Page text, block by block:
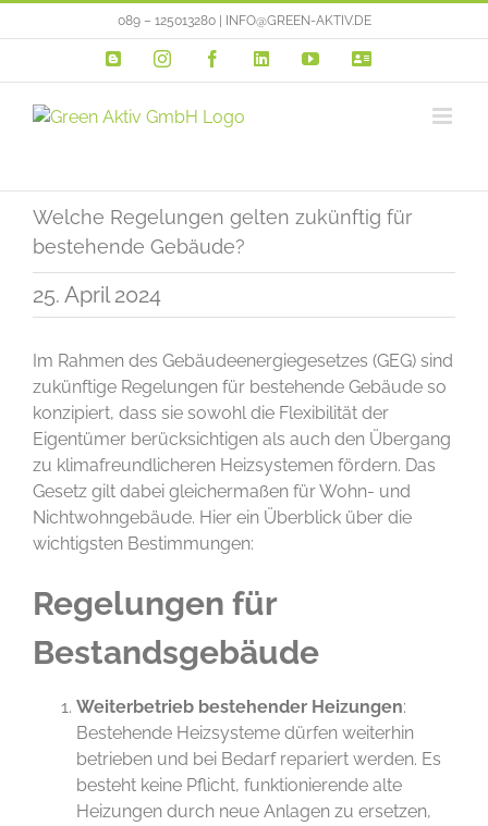
Inhalt
089 – 125013280 | INFO@GREEN-AKTIV.DE
Blogger
InstagramFacebookLinkedIn
YouTube
Welche Regelungen gelten zukünftig für
bestehende Gebäude?
25. April 2024
Im Rahmen des Gebäudeenergiegesetzes (GEG) sind
zukünftige Regelungen für bestehende Gebäude so
konzipiert, dass sie sowohl die Flexibilität der
Eigentümer berücksichtigen als auch den Übergang
zu klimafreundlicheren Heizsystemen fördern. Das
Gesetz gilt dabei gleichermaßen für Wohn- und
Nichtwohngebäude. Hier ein Überblick über die
wichtigsten Bestimmungen:
Regelungen für
Bestandsgebäude
Weiterbetrieb bestehender Heizungen:
Bestehende Heizsysteme dürfen weiterhin
betrieben und bei Bedarf repariert werden. Es
besteht keine Pflicht, funktionierende alte
Heizungen durch neue Anlagen zu ersetzen,